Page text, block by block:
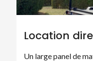
Location
Un large panel de